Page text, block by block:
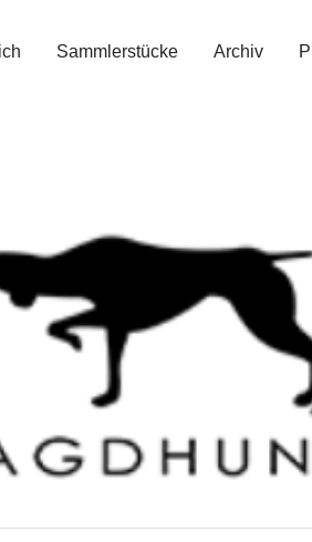
Sammlerstücke Archiv